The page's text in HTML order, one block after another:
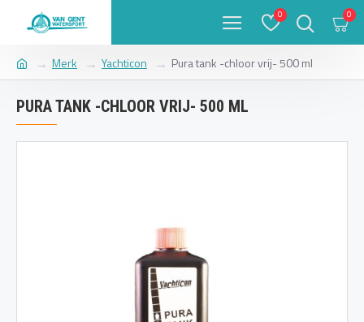
0 0
Merk Yachticon Pura tank -chloor vrij- 500 ml
PURA TANK -CHLOOR VRIJ- 500 ML